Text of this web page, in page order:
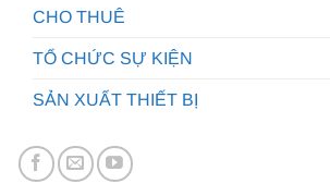
CHO THUÊ
TỔ CHỨC SỰ KIỆN
SẢN XUẤT THIẾT BỊ